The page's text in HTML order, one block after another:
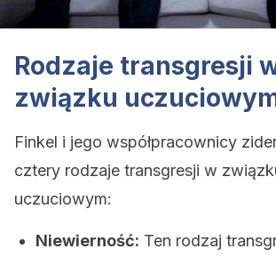
Rodzaje transgresji
związku
Finkel i jego współpracownicy
cztery rodzaje transgresji w
uczuciowym:
Niewierność: Ten rodzaj